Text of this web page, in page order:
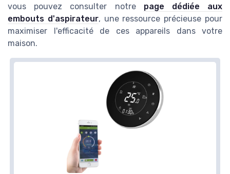
vous pouvez consulter notre page dédiée aux
embouts d'aspirateur, une ressource précieuse pour
maximiser l'efficacité de ces appareils dans votre
maison.